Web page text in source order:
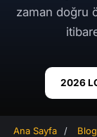
zaman doğru
2026
Ana Sayfa / Blog